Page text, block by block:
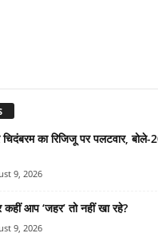
चिदंबरम का रिजिजू पर पलटवार,
9, 2026
कहीं आप ‘जहर’ तो नहीं खा रहे?
9, 2026